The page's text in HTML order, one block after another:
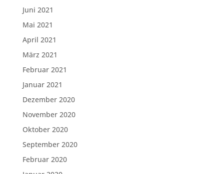
Juni 2021
Mai 2021
April 2021
März 2021
Februar 2021
Januar 2021
Dezember 2020
November 2020
Oktober 2020
September 2020
Februar 2020